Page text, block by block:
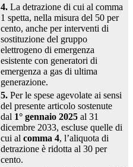
4. La detrazione di cui al comma
1 spetta, nella misura del 50 per
cento, anche per interventi di
sostituzione del gruppo
elettrogeno di emergenza
esistente con generatori di
emergenza a gas di ultima
generazione.
5. Per le spese agevolate ai sensi
del presente articolo sostenute
dal 1° gennaio 2025 al 31
dicembre 2033, escluse quelle di
cui al comma 4, l’aliquota di
detrazione è ridotta al 30 per
cento.